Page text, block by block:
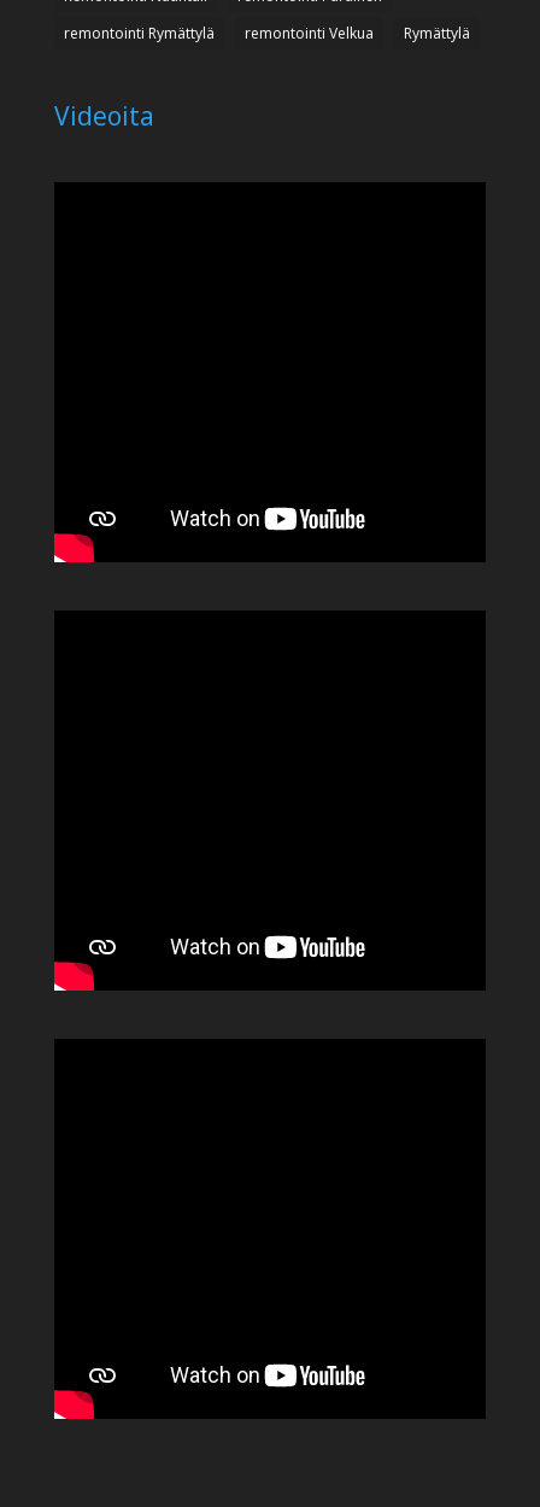
remontointi Rymättylä
remontointi Velkua Rymättylä
Videoita